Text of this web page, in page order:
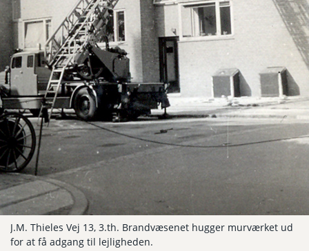
J.M. Thieles Vej 13, 3.th. Brandvæsenet hugger murværket ud
for at få adgang til lejligheden.